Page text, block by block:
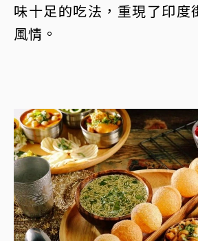
味十足的吃法，重現了印度
風情。